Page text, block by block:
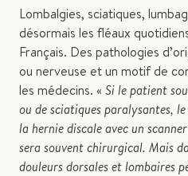
Lombalgies, sciatiques,
désormais les fléaux
Français. Des pathologies
ou nerveuse et un motif de
les médecins. « Si le patient
ou de sciatiques paralysantes,
la hernie discale avec un
sera souvent chirurgical. Mais
douleurs dorsales et lombaires